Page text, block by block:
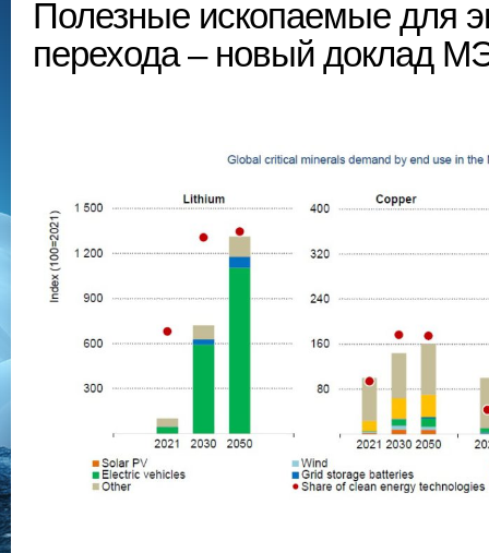
Полезные ископаемые для
перехода – новый доклад